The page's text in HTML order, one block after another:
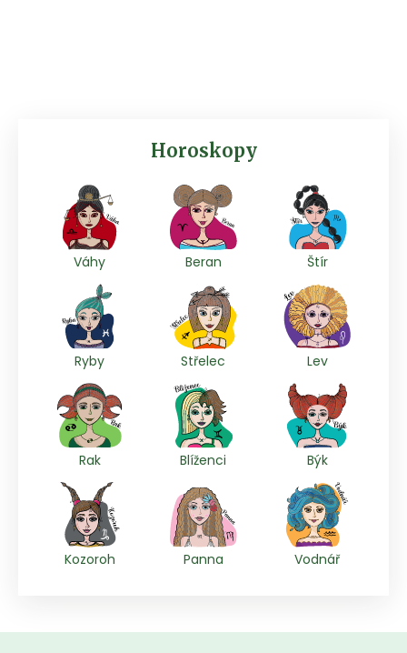
Horoskopy
Váhy Beran Štír
Ryby Střelec Lev
Rak Blíženci Býk
Kozoroh Panna Vodnář